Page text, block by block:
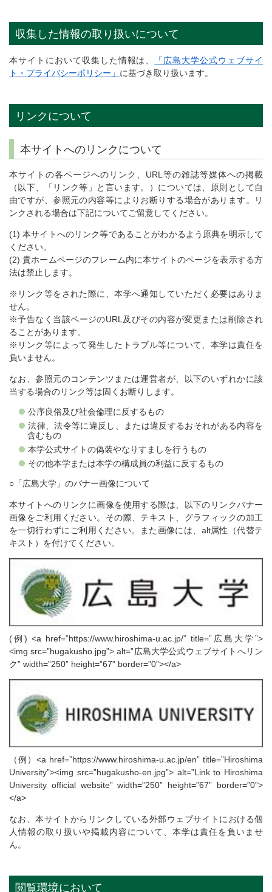
収集した情報の取り扱いについて
本サイトにおいて収集した情報は、
「広島大学公式ウェブサイ
ト・プライバシーポリシー」 に基づき取り扱います。
リンクについて
本サイトへのリンクについて
本サイトの各ページへのリンク、URL等の雑誌等媒体への掲載
（以下、「リンク等」と言います。）については、原則として自
由ですが、参照元の内容等によりお断りする場合があります。リ
ンクされる場合は下記についてご留意してください。
(1) 本サイトへのリンク等であることがわかるよう原典を明示して
ください。
(2) 貴ホームページのフレーム内に本サイトのページを表示する方
法は禁止します。
※リンク等をされた際に、本学へ通知していただく必要はありま
せん。
※予告なく当該ページのURL及びその内容が変更または削除され
ることがあります。
※リンク等によって発生したトラブル等について、本学は責任を
負いません。
なお、参照元のコンテンツまたは運営者が、以下のいずれかに該
当する場合のリンク等は固くお断りします。
公序良俗及び社会倫理に反するもの
法律、法令等に違反し、または違反するおそれがある内容を
含むもの
本学公式サイトの偽装やなりすましを行うもの
その他本学または本学の構成員の利益に反するもの
○「広島大学」のバナー画像について
本サイトへのリンクに画像を使用する際は、以下のリンクバナー
画像をご利用ください。その際、テキスト、グラフィックの加工
を一切行わずにご利用ください。また画像には、alt属性（代替テ
キスト）を付けてください。
(例) <a href=”https://www.hiroshima-u.ac.jp/” title=”広島大学”>
<img src=”hugakusho.jpg”> alt=”広島大学公式ウェブサイトへリン
ク” width=”250” height=”67” border=”0”></a>
（例）<a href=”https://www.hiroshima-u.ac.jp/en” title=”Hiroshima
University”><img src=”hugakusho-en.jpg”> alt=”Link to Hiroshima
University official website” width=”250” height=”67” border=”0”>
</a>
なお、本サイトからリンクしている外部ウェブサイトにおける個
人情報の取り扱いや掲載内容について、本学は責任を負いませ
ん。
閲覧環境において